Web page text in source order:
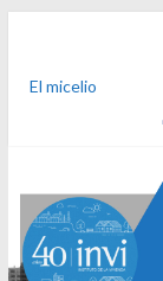
El micelio
Receta para viajar
Una noche y el
INVI
El derecho a